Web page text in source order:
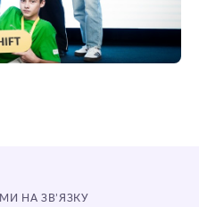
МИ НА ЗВ’ЯЗКУ